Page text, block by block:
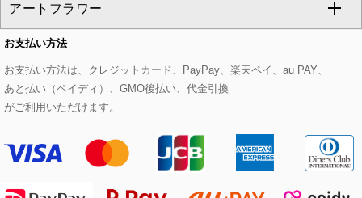
eur3
Maison de CINQ
MK MICHEL KLEIN BAG
HIROKO KOSHINO
スウェット・ジャージー
その他のトップス
セットアップパンツ
セットアップスカート
セットアップワンピース
チェスターコート
モッズコート
ステンカラーコート
ライダースジャケット
ベルト・サスペンダー
帽子
ヘアアクセサリー
ハンカチ・バンダナ
ピアス・イヤリング
ブレスレット・バングル
ブローチ・コサージュ
トートバッグ
ショルダーバッグ
ボストンバッグ
バックパック・リュック
すべてのシューズ
パンプス
スニーカー
フラットシューズ
アートフラワー
すべてのアートフラワー
ローズ
カサブランカ・カラー
お支払い方法
お支払い方法は、クレジットカード、PayPay、楽天ペイ、au PAY、
あと払い（ペイディ）、GMO後払い、代金引換
がご利用いただけます。